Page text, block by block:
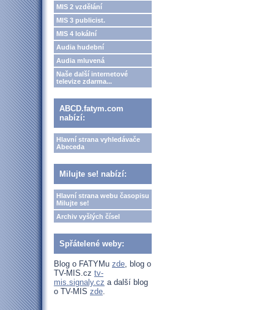
MIS 2 vzdělání
MIS 3 publicist.
MIS 4 lokální
Audia hudební
Audia mluvená
Naše další internetové
televize zdarma...
ABCD.fatym.com
nabízí:
Hlavní strana vyhledávače
Abeceda
Milujte se! nabízí:
Hlavní strana webu časopisu
Milujte se!
Archiv vyšlých čísel
Spřátelené weby:
Blog o FATYMu zde, blog o
TV-MIS.cz tv-
mis.signaly.cz a další blog
o TV-MIS zde.